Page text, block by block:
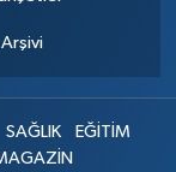
SAĞLIK
EĞİTİM